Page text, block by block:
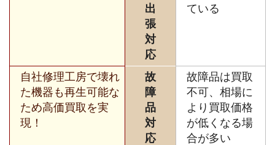
出
張
対
応
ている
自社修理工房で壊れ
た機器も再生可能な
ため高価買取を実
現！
故
障
品
対
応
故障品は買取
不可、相場に
より買取価格
が低くなる場
合が多い